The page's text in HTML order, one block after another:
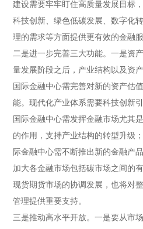
建设需要牢牢盯住高质量发展目标
科技创新、绿色低碳发展、数字化
理的需求等方面提供更有效的金融服
二是进一步完善三大功能。一是资
量发展阶段之后，产业结构以及资
国际金融中心需完善对新的资产估
能。现代化产业体系需要科技创新
国际金融中心需发挥金融市场尤其
的作用，支持产业结构的转型升级
际金融中心需不断推出新的金融产
加大各金融市场包括碳市场之间的
现货期货市场的协调发展，也将对
管理提供重要支持。
三是推动高水平开放。一是要从市